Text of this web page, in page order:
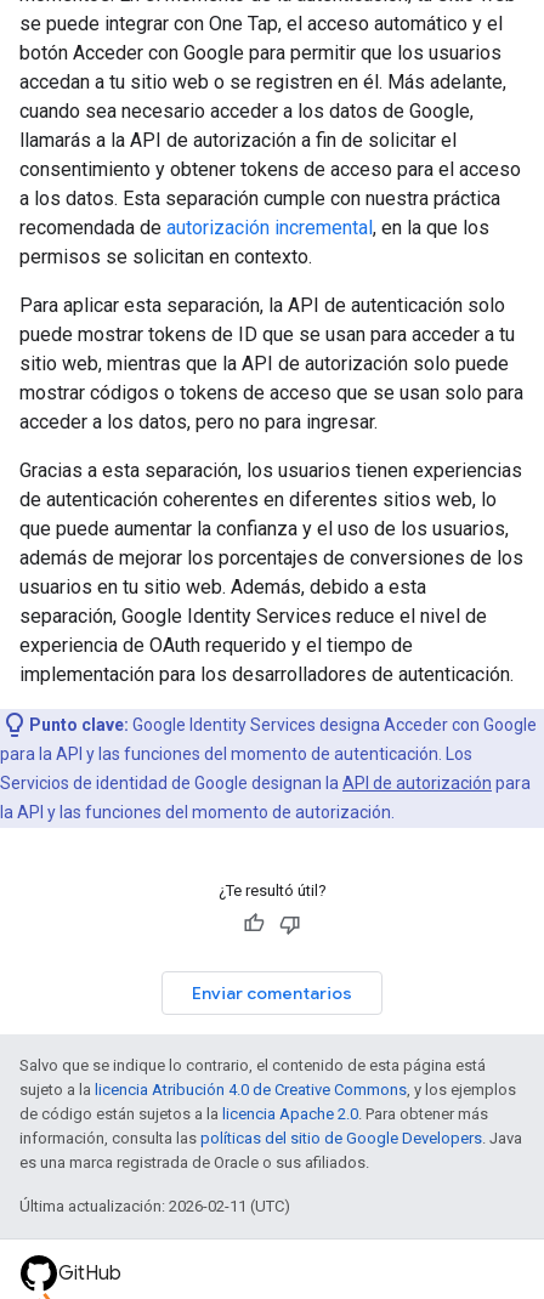
se puede integrar con One Tap, el acceso automático y el
botón Acceder con Google para permitir que los usuarios
accedan a tu sitio web o se registren en él. Más adelante,
cuando sea necesario acceder a los datos de Google,
llamarás a la API de autorización a fin de solicitar el
consentimiento y obtener tokens de acceso para el acceso
a los datos. Esta separación cumple con nuestra práctica
recomendada de autorización incremental, en la que los
permisos se solicitan en contexto.
Para aplicar esta separación, la API de autenticación solo
puede mostrar tokens de ID que se usan para acceder a tu
sitio web, mientras que la API de autorización solo puede
mostrar códigos o tokens de acceso que se usan solo para
acceder a los datos, pero no para ingresar.
Gracias a esta separación, los usuarios tienen experiencias
de autenticación coherentes en diferentes sitios web, lo
que puede aumentar la confianza y el uso de los usuarios,
además de mejorar los porcentajes de conversiones de los
usuarios en tu sitio web. Además, debido a esta
separación, Google Identity Services reduce el nivel de
experiencia de OAuth requerido y el tiempo de
implementación para los desarrolladores de autenticación.
Punto clave: Google Identity Services designa Acceder con Google
para la API y las funciones del momento de autenticación. Los
Servicios de identidad de Google designan la API de autorización para
la API y las funciones del momento de autorización.
¿Te resultó útil?
Enviar comentarios
Salvo que se indique lo contrario, el contenido de esta página está
sujeto a la licencia Atribución 4.0 de Creative Commons, y los ejemplos
de código están sujetos a la licencia Apache 2.0. Para obtener más
información, consulta las políticas del sitio de Google Developers. Java
es una marca registrada de Oracle o sus afiliados.
Última actualización: 2026-02-11 (UTC)
GitHub